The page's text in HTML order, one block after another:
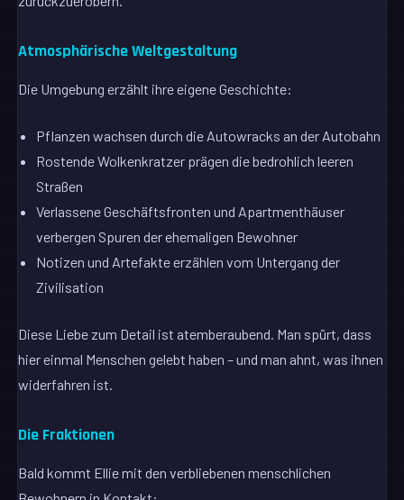
Atmosphärische Weltgestaltung
Die Umgebung erzählt ihre eigene Geschichte:
Pflanzen wachsen durch die Autowracks an der Autobahn
Rostende Wolkenkratzer prägen die bedrohlich leeren
Straßen
Verlassene Geschäftsfronten und Apartmenthäuser
verbergen Spuren der ehemaligen Bewohner
Notizen und Artefakte erzählen vom Untergang der
Zivilisation
Diese Liebe zum Detail ist atemberaubend. Man spürt, dass
hier einmal Menschen gelebt haben – und man ahnt, was ihnen
widerfahren ist.
Die Fraktionen
Bald kommt Ellie mit den verbliebenen menschlichen